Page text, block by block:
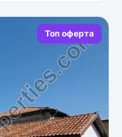
Топ оферта